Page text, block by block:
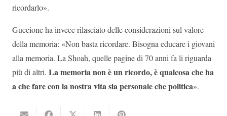
ricordarlo».
Guccione ha invece rilasciato delle considerazioni sul valore
della memoria: «Non basta ricordare. Bisogna educare i giovani
alla memoria. La Shoah, quelle pagine di 70 anni fa li riguarda
più di altri. La memoria non è un ricordo, è qualcosa che ha
a che fare con la nostra vita sia personale che politica».